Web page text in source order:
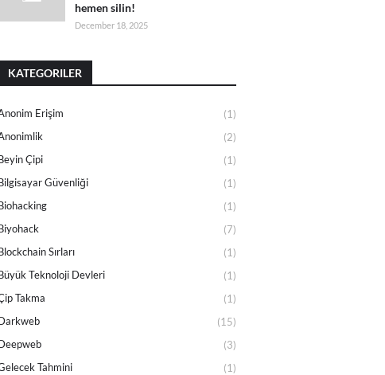
hemen silin!
December 18, 2025
KATEGORILER
Erişim
(1)
(2)
Çipi
(1)
Güvenliği
(1)
(1)
(7)
Sırları
(1)
Teknoloji Devleri
(1)
Takma
(1)
(15)
(3)
Tahmini
(1)